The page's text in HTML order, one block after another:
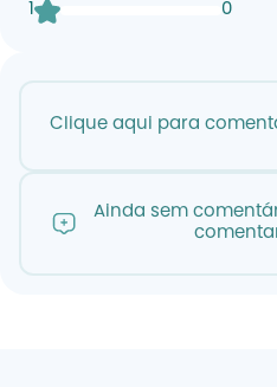
1
0
Clique aqui para
Ainda sem